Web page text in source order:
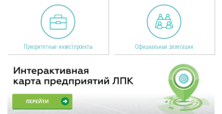
Приоритетные инвестпроекты Официальные делегации